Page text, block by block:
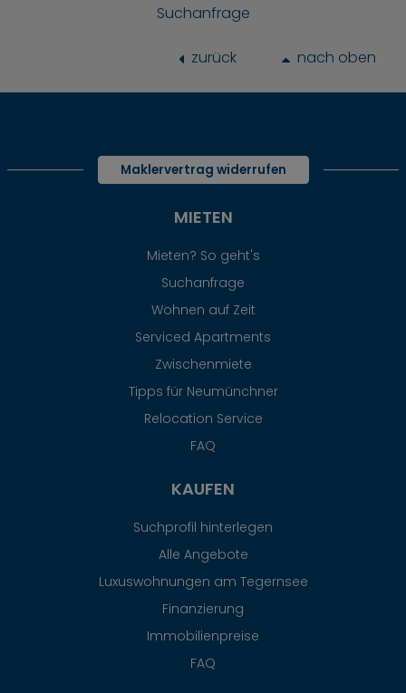
Suchanfrage
zurück nach oben
Maklervertrag widerrufen
MIETEN
Mieten? So geht's
Suchanfrage
Wohnen auf Zeit
Serviced Apartments
Zwischenmiete
Tipps für Neumünchner
Relocation Service
FAQ
KAUFEN
Suchprofil hinterlegen
Alle Angebote
Luxuswohnungen am Tegernsee
Finanzierung
Immobilienpreise
FAQ